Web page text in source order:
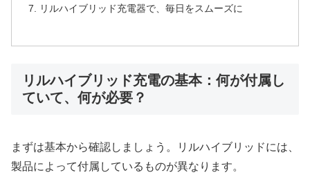
リルハイブリッド充電器で、毎日をスムーズに
リルハイブリッド充電の基本：何が付属し
ていて、何が必要？
まずは基本から確認しましょう。リルハイブリッドには、
製品によって付属しているものが異なります。